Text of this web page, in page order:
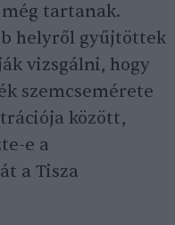
tartanak.
helyről gyűjtöttek
vizsgálni, hogy
szemcsemérete
között,
e a
a Tisza